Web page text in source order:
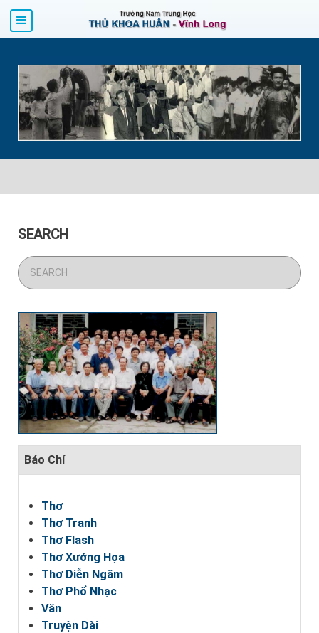
SEARCH
Báo Chí
Thơ
Thơ Tranh
Thơ Flash
Thơ Xướng Họa
Thơ Diễn Ngâm
Thơ Phổ Nhạc
Văn
Truyện Dài